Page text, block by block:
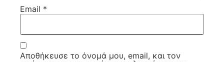
Email *
Αποθήκευσε το όνομά μου, email, και τον